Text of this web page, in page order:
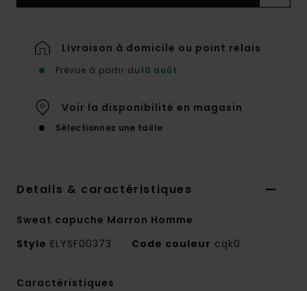
Livraison à domicile ou point relais
Prévue à partir du10 août
Voir la disponibilité en magasin
Sélectionnez une taille
Details & caractéristiques
Sweat capuche Marron Homme
Style ELYSF00373 Code couleur cqk0
Caractéristiques